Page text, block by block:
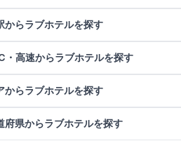
からラブホテルを探す
・高速からラブホテルを探す
からラブホテルを探す
府県からラブホテルを探す